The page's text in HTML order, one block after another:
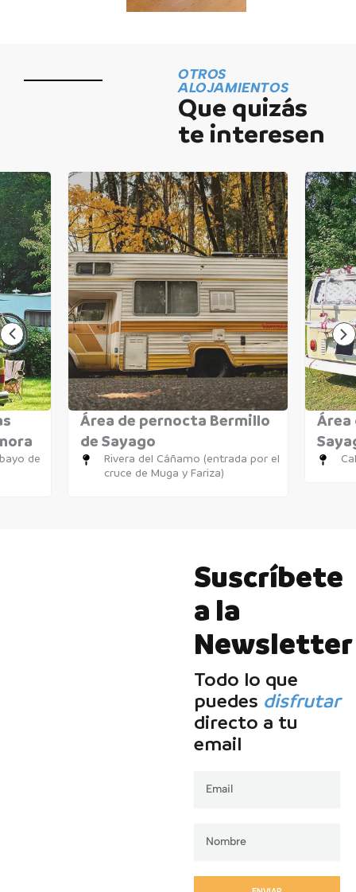
OTROS
ALOJAMIENTOS
Que quizás
te interesen
de
Área de pernocta Bermillo
de Sayago
Rivera del Cáñamo (entrada por el
cruce de Muga y Fariza)
Área
Suscríbete
a la
Newsletter
Todo lo que
puedes disfrutar
directo a tu
email